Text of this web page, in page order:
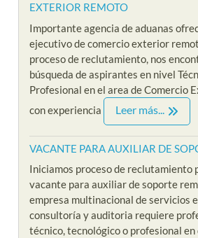
EXTERIOR REMOTO
Importante agencia de aduanas
ejecutivo de comercio exterior
proceso de reclutamiento, nos
búsqueda de aspirantes en nivel
Profesional en el area de Comercio
con experiencia
Leer más...
VACANTE PARA AUXILIAR DE
Iniciamos proceso de reclutamiento
vacante para auxiliar de soporte
empresa multinacional de servicios
consultoría y auditoria requiere
técnico, tecnológico o profesional en